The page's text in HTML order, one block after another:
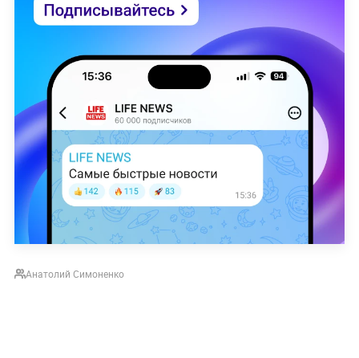
Анатолий Симоненко